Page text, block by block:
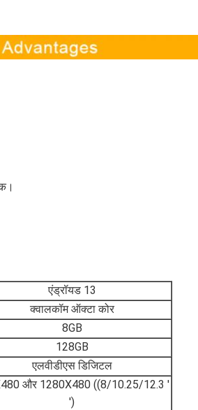
एंड्रॉयड 13
क्वालकॉम ऑक्टा कोर
8GB
128GB
एलवीडीएस डिजिटल
और 1280X480 ((8/10.25/12.3 ′
′)